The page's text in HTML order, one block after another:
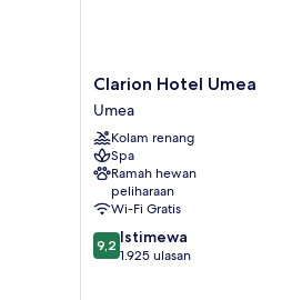
Clarion
Hotel
Umea
Umea
Clarion Hotel Umea
Umea
Kolam renang
Spa
Ramah hewan
peliharaan
Wi-Fi Gratis
9.2
dari
9,2 Istimewa
1.925 ulasan